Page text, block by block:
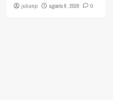
julianp agosto 6, 2026 0